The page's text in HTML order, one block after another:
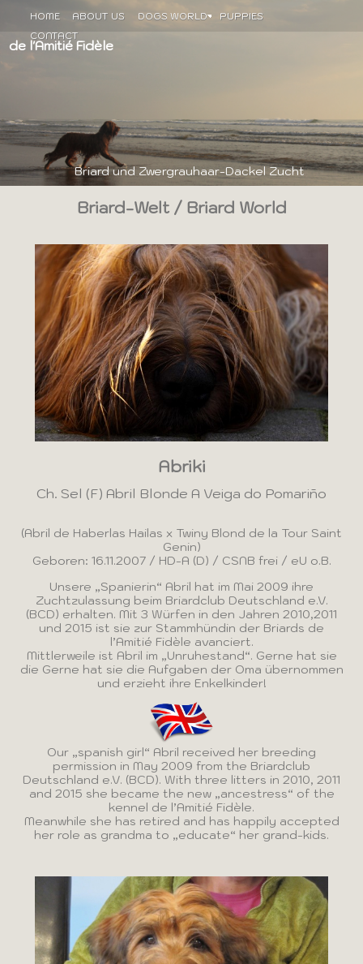
de l'Amitié Fidèle
Briard und Zwergrauhaar-Dackel Zucht
HOME ABOUT US DOGS WORLD
PUPPIES
CONTACT
Briard-Welt / Briard World
Abriki
Ch. Sel (F) Abril Blonde A Veiga do Pomariño
(Abril de Haberlas Hailas x Twiny Blond de la Tour Saint
Genin)
Geboren: 16.11.2007 / HD-A (D) / CSNB frei / eU o.B.
Unsere „Spanierin“ Abril hat im Mai 2009 ihre
Zuchtzulassung beim Briardclub Deutschland e.V.
(BCD) erhalten. Mit 3 Würfen in den Jahren 2010,2011
und 2015 ist sie zur Stammhündin der Briards de
l’Amitié Fidèle avanciert.
Mittlerweile ist Abril im „Unruhestand“. Gerne hat sie
die Gerne hat sie die Aufgaben der Oma übernommen
und erzieht ihre Enkelkinder!
Our „spanish girl“ Abril received her breeding
permission in May 2009 from the Briardclub
Deutschland e.V. (BCD). With three litters in 2010, 2011
and 2015 she became the new „ancestress“ of the
kennel de l’Amitié Fidèle.
Meanwhile she has retired and has happily accepted
her role as grandma to „educate“ her grand-kids.